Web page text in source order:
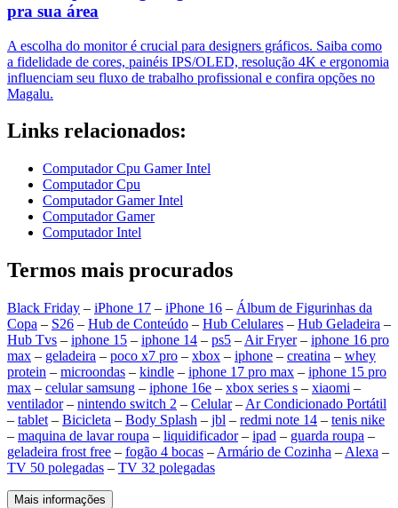
pra sua área
A escolha do monitor é crucial para designers gráficos. Saiba como
a fidelidade de cores, painéis IPS/OLED, resolução 4K e ergonomia
influenciam seu fluxo de trabalho profissional e confira opções no
Magalu.
Links relacionados:
Computador Cpu Gamer Intel
Computador Cpu
Computador Gamer Intel
Computador Gamer
Computador Intel
Termos mais procurados
Black Friday – iPhone 17 – iPhone 16 – Álbum de Figurinhas da
Copa – S26 – Hub de Conteúdo – Hub Celulares – Hub Geladeira –
Hub Tvs – iphone 15 – iphone 14 – ps5 – Air Fryer– iphone 16 pro
max – geladeira – poco x7 pro – xbox – iphone – creatina – whey
protein – microondas – kindle – iphone 17 pro max – iphone 15 pro
max – celular samsung – iphone 16e – xbox series s – xiaomi –
ventilador– nintendo switch 2 – Celular– Ar Condicionado Portátil
– tablet – Bicicleta – Body Splash – jbl – redmi note 14 – tenis nike
– maquina de lavar roupa – liquidificador– ipad – guarda roupa –
geladeira frost free – fogão 4 bocas – Armário de Cozinha – Alexa –
TV 50 polegadas – TV 32 polegadas
Mais informações